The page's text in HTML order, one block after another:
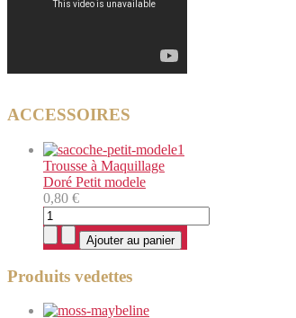
ACCESSOIRES
Trousse à Maquillage
Doré Petit modele
0,80 €
Produits vedettes